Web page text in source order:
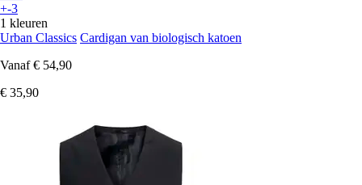
+-3
1 kleuren
Urban Classics Cardigan van biologisch katoen
Vanaf € 54,90
€ 35,90